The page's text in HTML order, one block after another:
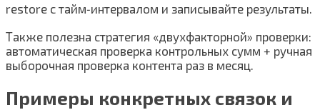
restore с тайм‑интервалом и записывайте результаты.
Также полезна стратегия «двухфакторной» проверки:
автоматическая проверка контрольных сумм + ручная
выборочная проверка контента раз в месяц.
Примеры конкретных связок и